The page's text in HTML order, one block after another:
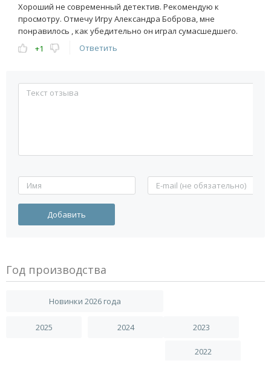
Хороший не современный детектив. Рекомендую к
просмотру. Отмечу Игру Александра Боброва, мне
понравилось , как убедительно он играл сумасшедшего.
+1
Ответить
Год производства
Новинки 2026 года
2025 2024 2023
2022